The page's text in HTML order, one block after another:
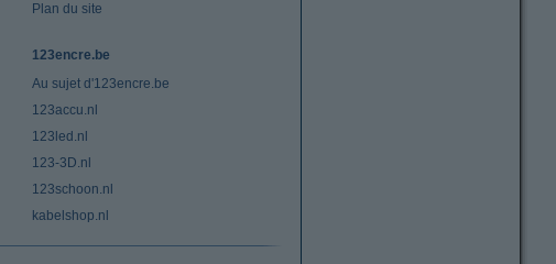
Plan du site
123encre.be
Au sujet d'123encre.be
123accu.nl
123led.nl
123-3D.nl
123schoon.nl
kabelshop.nl